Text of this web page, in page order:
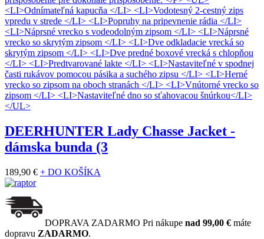
DEERHUNTER Lady Chasse Jacket -
dámska bunda (3
189,90 € + DO KOŠÍKA
DOPRAVA ZADARMO Pri nákupe nad 99,00 € máte
dopravu ZADARMO.